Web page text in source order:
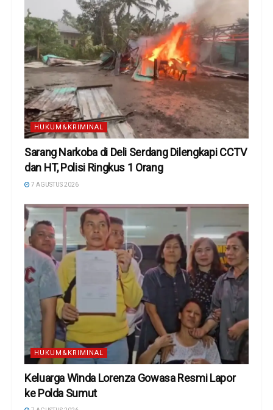
HUKUM&KRIMINAL
Sarang Narkoba di Deli Serdang Dilengkapi CCTV
dan HT, Polisi Ringkus 1 Orang
7 AGUSTUS 2026
HUKUM&KRIMINAL
Keluarga Winda Lorenza Gowasa Resmi Lapor
ke Polda Sumut